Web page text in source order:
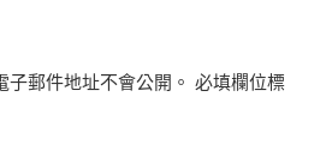
郵件地址不會公開。 必填欄位標